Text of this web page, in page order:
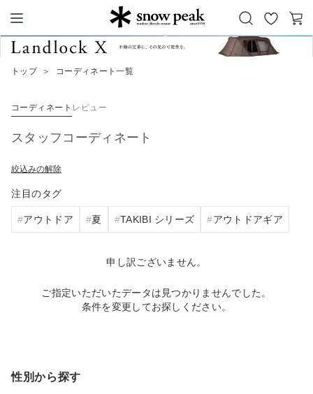
Snow Peak
お
気
カ
トップ ＞ コーディネート一覧
コーディネート レビュー
スタッフコーディネート
絞込みの解除
注目のタグ
アウトドア 夏 TAKIBI シリーズ アウトドアギア
申し訳ございません。
ご指定いただいたデータは見つかりませんでした。
条件を変更してお探しください。
性別から探す